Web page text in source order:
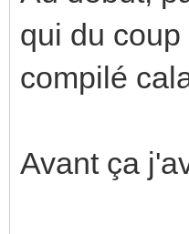
qui du
compilé
Avant ça